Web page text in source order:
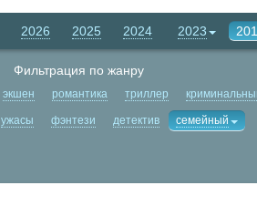
2026 2025 2024 2023
Фильтрация по жанру
экшен романтика триллер
ужасы фэнтези детектив семейный